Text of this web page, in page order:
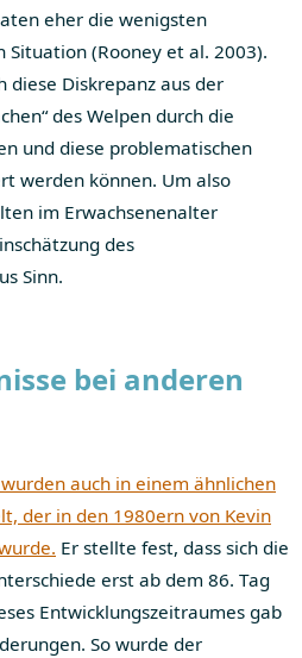
eher die wenigsten
(Rooney et al. 2003).
diese Diskrepanz aus der
des Welpen durch die
und diese problematischen
werden können. Um also
im Erwachsenenalter
des
Sinn.
bei anderen
auch in einem ähnlichen
der in den 1980ern von Kevin
Er stellte fest, dass sich die
erst ab dem 86. Tag
Entwicklungszeitraumes gab
So wurde der